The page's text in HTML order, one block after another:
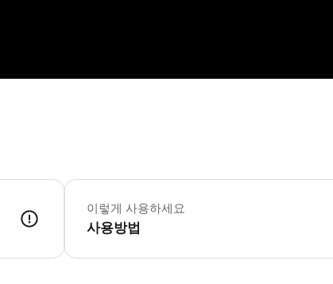
지정하신 날짜에만 유효합니다. 본 투어의 최소 출발 인
이렇게 사용하세요
사용방법